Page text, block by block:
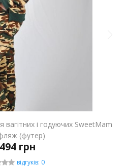
і годуючих SweetMam
(футер)
грн
відгуків: 0